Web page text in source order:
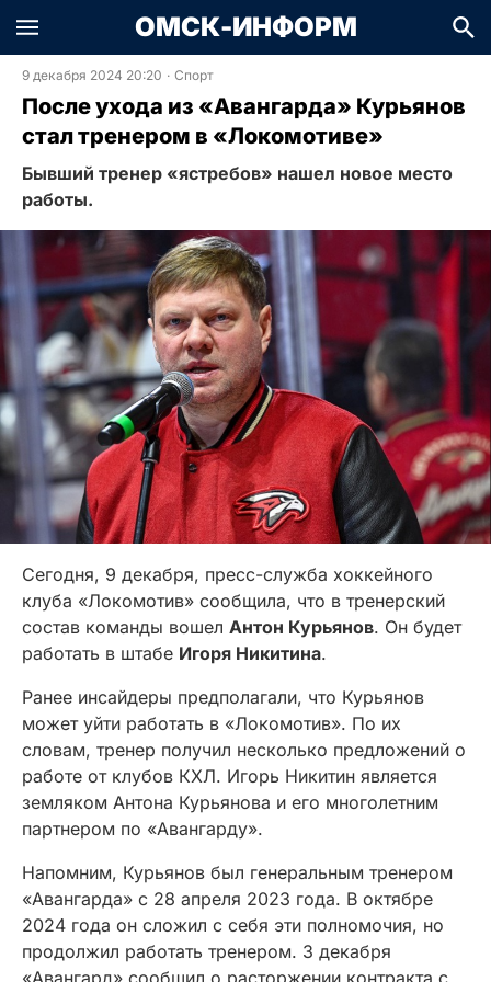
ОМСК-ИНФОРМ
9 декабря 2024 20:20 · Спорт
После ухода из «Авангарда» Курьянов
стал тренером в «Локомотиве»
Бывший тренер «ястребов» нашел новое место
работы.
Сегодня, 9 декабря, пресс-служба хоккейного
клуба «Локомотив» сообщила, что в тренерский
состав команды вошел Антон Курьянов. Он будет
работать в штабе Игоря Никитина.
Ранее инсайдеры предполагали, что Курьянов
может уйти работать в «Локомотив». По их
словам, тренер получил несколько предложений о
работе от клубов КХЛ. Игорь Никитин является
земляком Антона Курьянова и его многолетним
партнером по «Авангарду».
Напомним, Курьянов был генеральным тренером
«Авангарда» с 28 апреля 2023 года. В октябре
2024 года он сложил с себя эти полномочия, но
продолжил работать тренером. 3 декабря
«Авангард» сообщил о расторжении контракта с